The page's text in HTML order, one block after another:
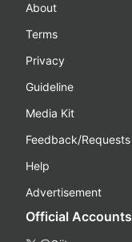
About
Terms
Privacy
Guideline
Media Kit
Feedback/Requests
Help
Advertisement
Official Accounts